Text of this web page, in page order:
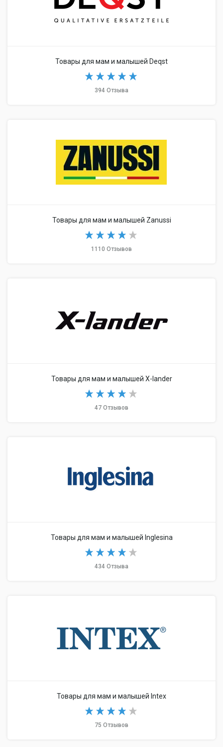
Товары для мам и малышей Deqst
394 Отзыва
Товары для мам и малышей Zanussi
1110 Отзывов
Товары для мам и малышей X-lander
47 Отзывов
Товары для мам и малышей Inglesina
434 Отзыва
Товары для мам и малышей Intex
75 Отзывов